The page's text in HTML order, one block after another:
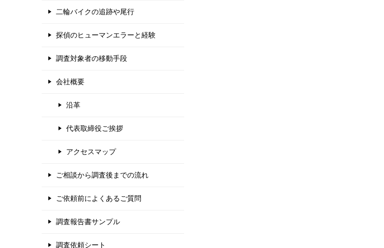
二輪バイクの追跡や尾行
探偵のヒューマンエラーと経験
調査対象者の移動手段
会社概要
沿革
代表取締役ご挨拶
アクセスマップ
ご相談から調査後までの流れ
ご依頼前によくあるご質問
調査報告書サンプル
調査依頼シート